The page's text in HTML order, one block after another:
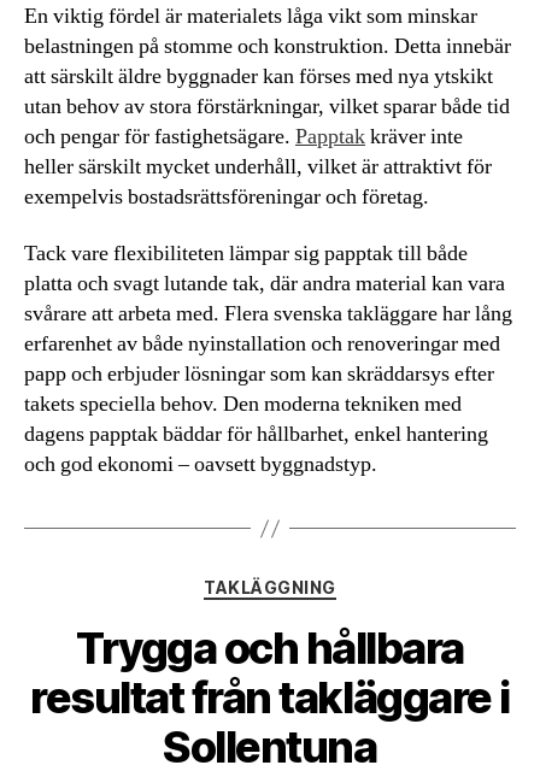
En viktig fördel är materialets låga vikt som minskar
belastningen på stomme och konstruktion. Detta innebär
att särskilt äldre byggnader kan förses med nya ytskikt
utan behov av stora förstärkningar, vilket sparar både tid
och pengar för fastighetsägare. Papptakkräver inte
heller särskilt mycket underhåll, vilket är attraktivt för
exempelvis bostadsrättsföreningar och företag.
Tack vare flexibiliteten lämpar sig papptak till både
platta och svagt lutande tak, där andra material kan vara
svårare att arbeta med. Flera svenska takläggare har lång
erfarenhet av både nyinstallation och renoveringar med
papp och erbjuder lösningar som kan skräddarsys efter
takets speciella behov. Den moderna tekniken med
dagens papptak bäddar för hållbarhet, enkel hantering
och god ekonomi – oavsett byggnadstyp.
Kategorier
TAKLÄGGNING
Trygga och hållbara
resultat från takläggare i
Sollentuna